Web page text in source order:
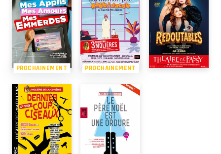
PROCHAINEMENT PROCHAINEMENT